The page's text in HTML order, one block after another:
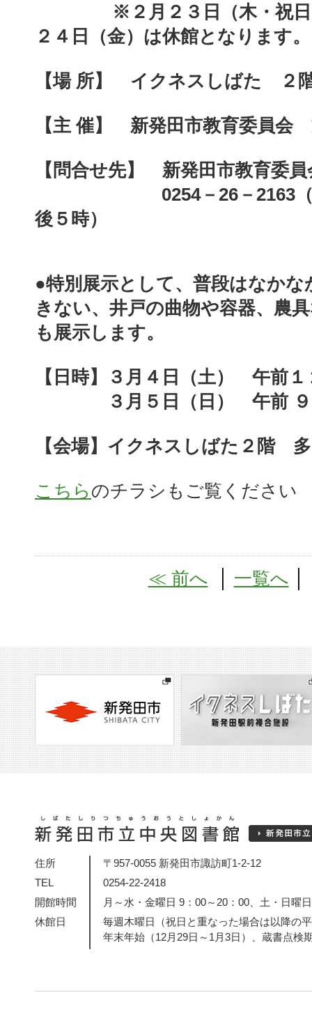
※２月２３日（木・祝日）
２４日（金）は休館となります。
【場 所】 イクネスしばた ２
【主 催】 新発田市教育委員会
【問合せ先】
新発田市教育委
0254－26－2163（平
後５時）
●特別展示として、普段はなか
きない、井戸の曲物や容器、農
も展示します。
【日時】３月４日（土） 午前１
３月５日（日） 午前 ９
【会場】イクネスしばた２階
こちら のチラシもご覧ください
≪ 前へ 一覧へ
住所
〒957-0055 新発田市諏訪町1-2-12
TEL
0254-22-2418
開館時間
月～水・金曜日 9：00～20：00、土・日曜
休館日
毎週木曜日（祝日と重なった場合は以降の
年末年始（12月29日～1月3日）、蔵書点検